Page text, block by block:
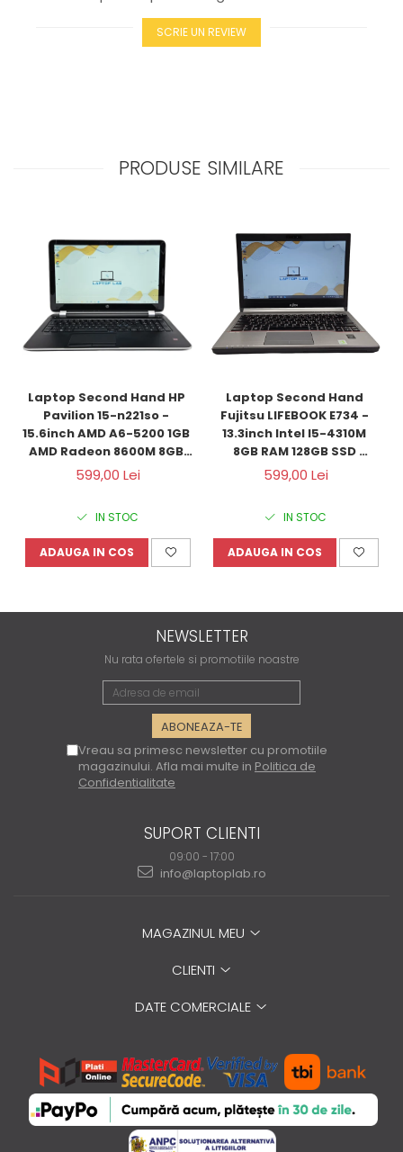
SCRIE UN REVIEW
PRODUSE SIMILARE
Laptop Second Hand HP
Pavilion 15-n221so -
15.6inch AMD A6-5200 1GB
AMD Radeon 8600M 8GB
RAM 1000GB HDD Windows
599,00 Lei
IN STOC
ADAUGA IN COS
Laptop Second Hand
Fujitsu LIFEBOOK E734 -
13.3inch Intel I5-4310M
8GB RAM 128GB SSD
Windows 10 Refurbished
599,00 Lei
IN STOC
ADAUGA IN COS
NEWSLETTER
Nu rata ofertele si promotiile noastre
Vreau sa primesc newsletter cu promotiile
magazinului. Afla mai multe in Politica de
Confidentialitate
SUPORT CLIENTI
09:00 - 17:00
info@laptoplab.ro
MAGAZINUL MEU
CLIENTI
DATE COMERCIALE